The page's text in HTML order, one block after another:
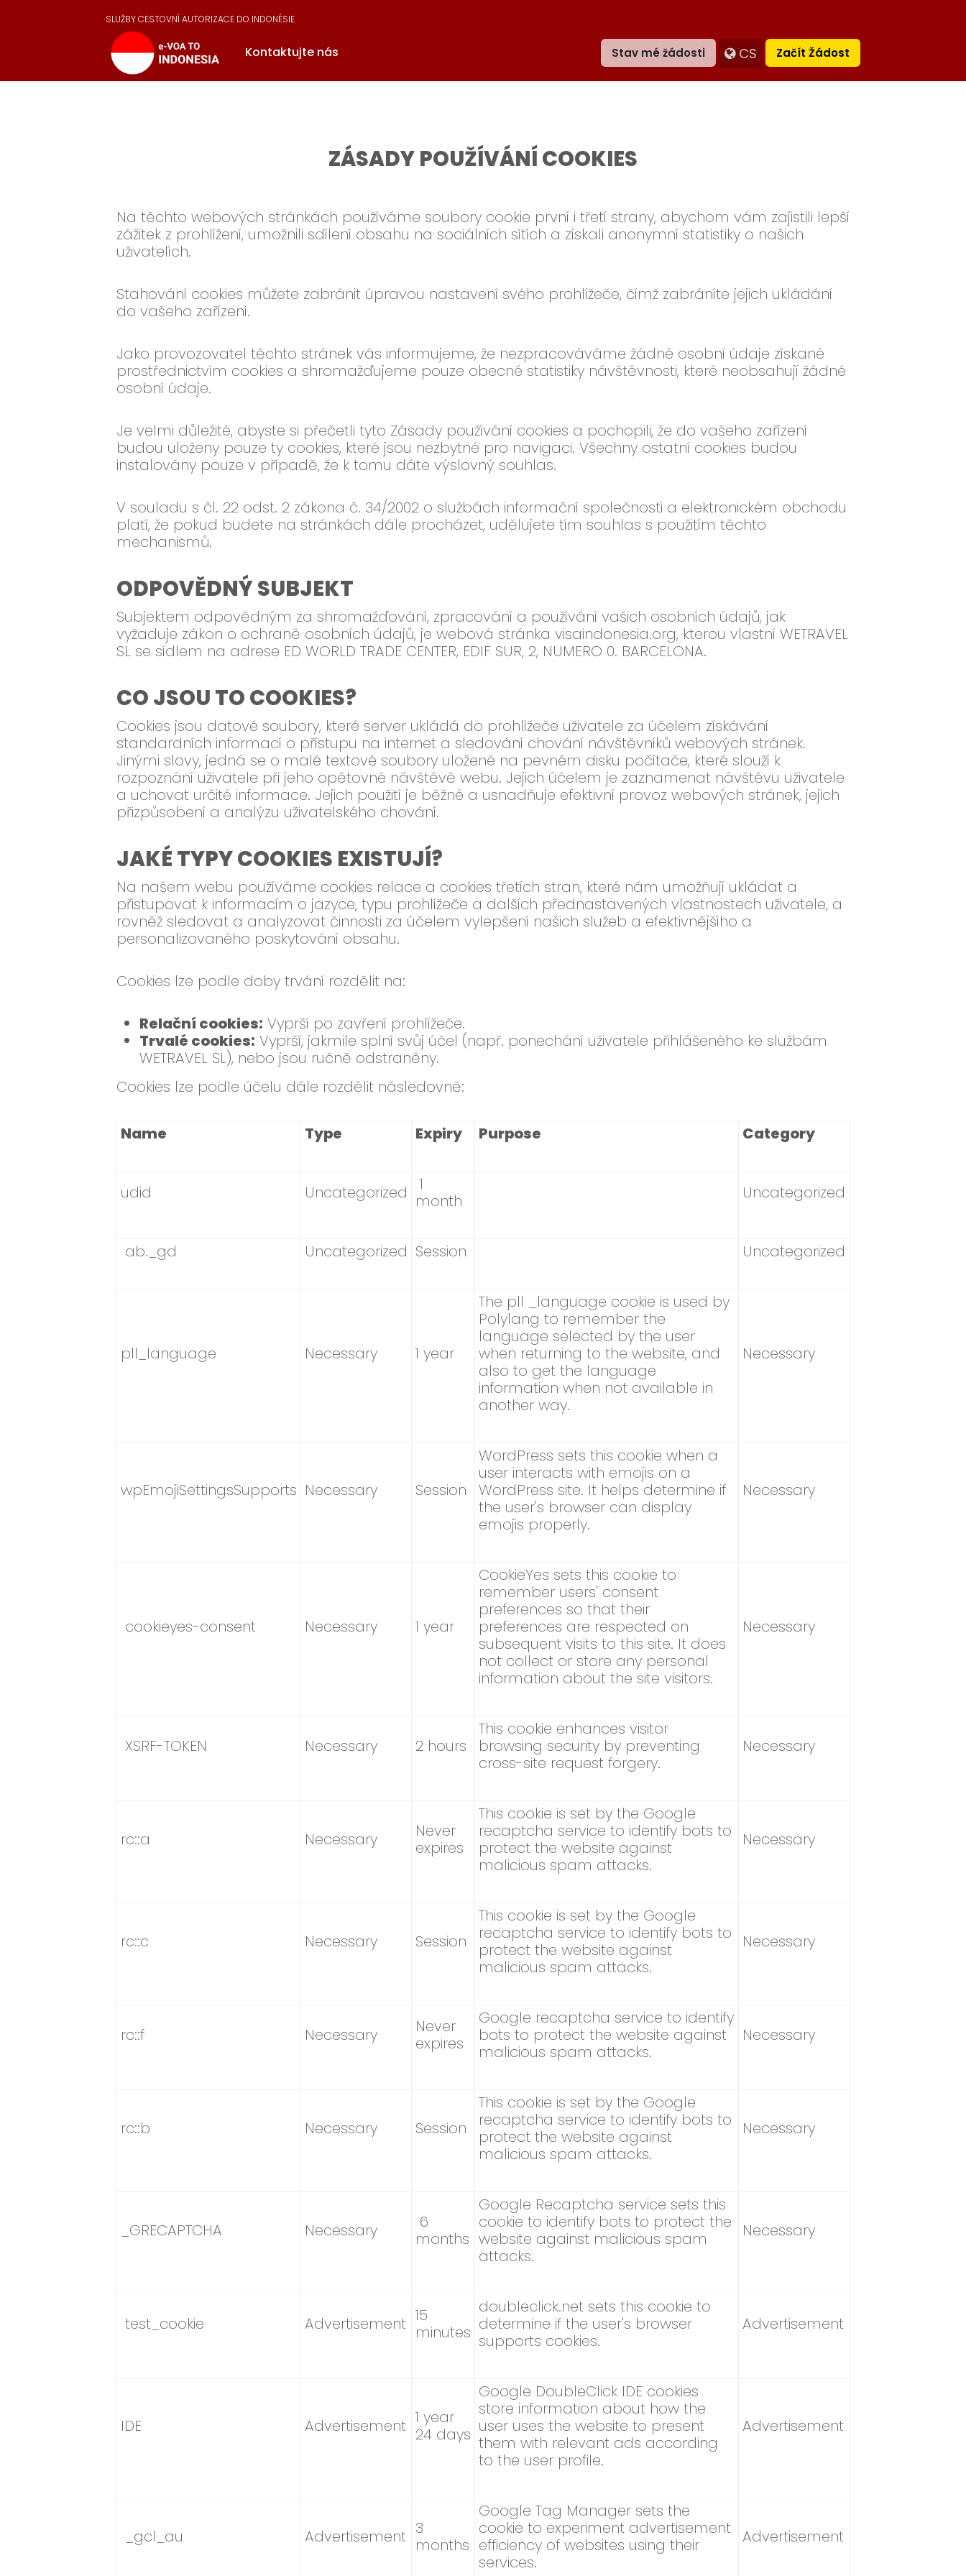
SLUŽBY CESTOVNÍ AUTORIZACE DO INDONÉSIE
Kontaktujte nás Stav mé žádosti CS Začít Žádost
ZÁSADY POUŽÍVÁNÍ COOKIES
Na těchto webových stránkách používáme soubory cookie první i třetí strany, abychom vám zajistili lepší
zážitek z prohlížení, umožnili sdílení obsahu na sociálních sítích a získali anonymní statistiky o našich
uživatelích.
Stahování cookies můžete zabránit úpravou nastavení svého prohlížeče, čímž zabráníte jejich ukládání
do vašeho zařízení.
Jako provozovatel těchto stránek vás informujeme, že nezpracováváme žádné osobní údaje získané
prostřednictvím cookies a shromažďujeme pouze obecné statistiky návštěvnosti, které neobsahují žádné
osobní údaje.
Je velmi důležité, abyste si přečetli tyto Zásady používání cookies a pochopili, že do vašeho zařízení
budou uloženy pouze ty cookies, které jsou nezbytné pro navigaci. Všechny ostatní cookies budou
instalovány pouze v případě, že k tomu dáte výslovný souhlas.
V souladu s čl. 22 odst. 2 zákona č. 34/2002 o službách informační společnosti a elektronickém obchodu
platí, že pokud budete na stránkách dále procházet, udělujete tím souhlas s použitím těchto
mechanismů.
ODPOVĚDNÝ SUBJEKT
Subjektem odpovědným za shromažďování, zpracování a používání vašich osobních údajů, jak
vyžaduje zákon o ochraně osobních údajů, je webová stránka visaindonesia.org, kterou vlastní WETRAVEL
SL se sídlem na adrese ED WORLD TRADE CENTER, EDIF SUR, 2, NUMERO 0. BARCELONA.
CO JSOU TO COOKIES?
Cookies jsou datové soubory, které server ukládá do prohlížeče uživatele za účelem získávání
standardních informací o přístupu na internet a sledování chování návštěvníků webových stránek.
Jinými slovy, jedná se o malé textové soubory uložené na pevném disku počítače, které slouží k
rozpoznání uživatele při jeho opětovné návštěvě webu. Jejich účelem je zaznamenat návštěvu uživatele
a uchovat určité informace. Jejich použití je běžné a usnadňuje efektivní provoz webových stránek, jejich
přizpůsobení a analýzu uživatelského chování.
JAKÉ TYPY COOKIES EXISTUJÍ?
Na našem webu používáme cookies relace a cookies třetích stran, které nám umožňují ukládat a
přistupovat k informacím o jazyce, typu prohlížeče a dalších přednastavených vlastnostech uživatele, a
rovněž sledovat a analyzovat činnosti za účelem vylepšení našich služeb a efektivnějšího a
personalizovaného poskytování obsahu.
Cookies lze podle doby trvání rozdělit na:
Relační cookies: Vyprší po zavření prohlížeče.
Trvalé cookies: Vyprší, jakmile splní svůj účel (např. ponechání uživatele přihlášeného ke službám
WETRAVEL SL), nebo jsou ručně odstraněny.
Cookies lze podle účelu dále rozdělit následovně:
Name Type Expiry Purpose Category
udid Uncategorized
1
month
Uncategorized
ab._gd Uncategorized Session Uncategorized
pll_language Necessary 1 year
The pll _language cookie is used by
Polylang to remember the
language selected by the user
when returning to the website, and
also to get the language
information when not available in
another way.
Necessary
wpEmojiSettingsSupports Necessary Session
WordPress sets this cookie when a
user interacts with emojis on a
WordPress site. It helps determine if
the user's browser can display
emojis properly.
Necessary
cookieyes-consent Necessary 1 year
CookieYes sets this cookie to
remember users' consent
preferences so that their
preferences are respected on
subsequent visits to this site. It does
not collect or store any personal
information about the site visitors.
Necessary
XSRF-TOKEN Necessary 2 hours
This cookie enhances visitor
browsing security by preventing
cross-site request forgery.
Necessary
rc::a Necessary
Never
expires
This cookie is set by the Google
recaptcha service to identify bots to
protect the website against
malicious spam attacks.
Necessary
rc::c Necessary Session
This cookie is set by the Google
recaptcha service to identify bots to
protect the website against
malicious spam attacks.
Necessary
rc::f Necessary
Never
expires
Google recaptcha service to identify
bots to protect the website against
malicious spam attacks.
Necessary
rc::b Necessary Session
This cookie is set by the Google
recaptcha service to identify bots to
protect the website against
malicious spam attacks.
Necessary
_GRECAPTCHA Necessary
6
months
Google Recaptcha service sets this
cookie to identify bots to protect the
website against malicious spam
attacks.
Necessary
test_cookie Advertisement 15
minutes
doubleclick.net sets this cookie to
determine if the user's browser
supports cookies.
Advertisement
IDE Advertisement 1 year
24 days
Google DoubleClick IDE cookies
store information about how the
user uses the website to present
them with relevant ads according
to the user profile.
Advertisement
_gcl_au Advertisement 3
months
Google Tag Manager sets the
cookie to experiment advertisement
efficiency of websites using their
services.
Advertisement